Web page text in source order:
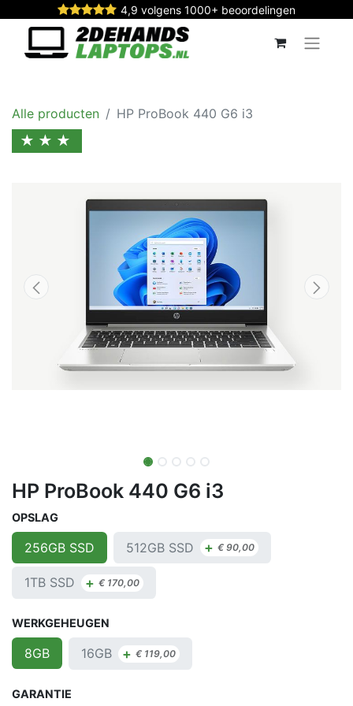
4,9 volgens 1000+ beoordelingen
Alle producten HP ProBook 440 G6 i3
★★★
HP ProBook 440 G6 i3
OPSLAG
256GB SSD 512GB SSD + €90,00
1TB SSD + € 170,00
WERKGEHEUGEN
8GB 16GB + € 119,00
GARANTIE